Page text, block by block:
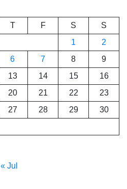
T F S
S
1
2
6 7 8
9
13 14 15
16
20 21 22
23
27 28 29
30
« Jul